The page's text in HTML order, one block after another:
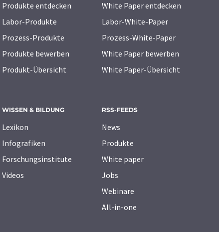
Produkte entdecken
Labor-Produkte
Prozess-Produkte
Produkte bewerben
Produkt-Übersicht
White Paper entdecken
Labor-White-Paper
Prozess-White-Paper
White Paper bewerben
White Paper-Übersicht
WISSEN & BILDUNG
Lexikon
Infografiken
Forschungsinstitute
Videos
RSS-FEEDS
News
Produkte
White paper
Jobs
Webinare
All-in-one